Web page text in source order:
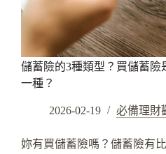
儲蓄險的3種類型？買儲蓄險
一種？
2026-02-19 必備理財
妳有買儲蓄險嗎？儲蓄險有